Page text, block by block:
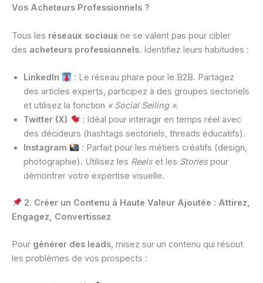
Vos Acheteurs Professionnels ?
Tous les réseaux sociaux ne se valent pas pour cibler
des acheteurs professionnels. Identifiez leurs habitudes :
LinkedIn
: Le réseau phare pour le B2B. Partagez
des articles experts, participez à des groupes sectoriels
et utilisez la fonction « Social Selling ».
Twitter (X)
: Idéal pour interagir en temps réel avec
des décideurs (hashtags sectoriels, threads éducatifs).
Instagram
: Parfait pour les métiers créatifs (design,
photographie). Utilisez les Reelset les Storiespour
démontrer votre expertise visuelle.
2. Créer un Contenu à Haute Valeur Ajoutée : Attirez,
Engagez, Convertissez
Pour générer des leads, misez sur un contenu qui résout
les problèmes de vos prospects :